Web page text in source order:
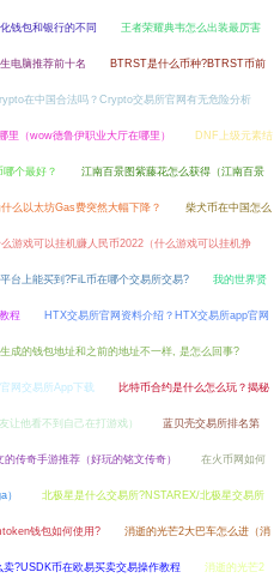
钱包和银行的不同 王者荣耀典韦怎么出装最厉害
电脑推荐前十名 BTRST是什么币种?BTRST币前
在中国合法吗？Crypto交易所官网有无危险分析
里（wow德鲁伊职业大厅在哪里） DNF上级元素结
个最好？ 江南百景图紫藤花怎么获得（江南百景
么以太坊Gas费突然大幅下降？ 柴犬币在中国怎么
游戏可以挂机赚人民币2022（什么游戏可以挂机挣
台上能买到?FiL币在哪个交易所交易? 我的世界贤
程 HTX交易所官网资料介绍？HTX交易所app官网
成的钱包地址和之前的地址不一样, 是怎么回事?
网交易所App下载 比特币合约是什么怎么玩？揭秘
让他看不到自己在打游戏） 蓝贝壳交易所排名第
的传奇手游推荐（好玩的铭文传奇） 在火币网如何
） 北极星是什么交易所?NSTAREX/北极星交易所
钱包如何使用? 消逝的光芒2大巴车怎么进（消
?USDK币在欧易买卖交易操作教程 消逝的光芒2